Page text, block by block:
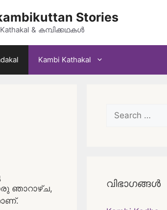
Stories
Kathakal & കമ്പിക്കഥകൾ
Kambi Kathakal
ഞാറാഴ്ച,
Search
for:
വിഭാഗങ്ങൾ